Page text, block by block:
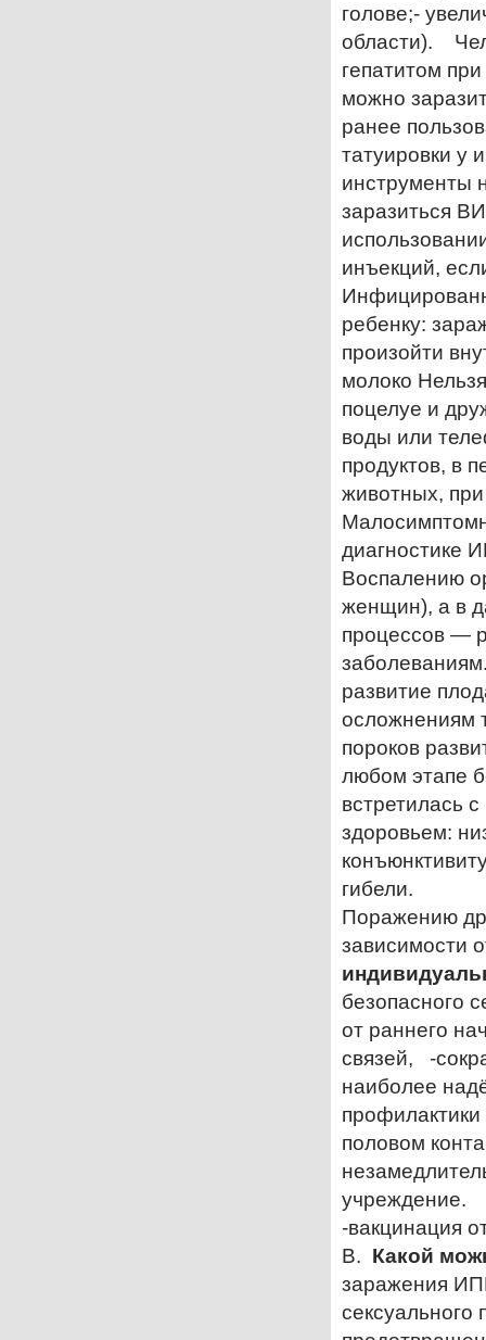
голове;-
области).
гепатитом
можно
ранее
татуировки у
инструменты
заразиться
инъекций,
ребенку:
произойти
молоко
поцелуе и
воды или
продуктов, в
животных,
диагностике
Воспалению
женщин), а в
процессов —
развитие
осложнениям
пороков
любом этапе
встретилась
здоровьем:
гибели.
Поражению
зависимости
безопасного
от раннего
связей, -
наиболее
половом
учреждение.
-вакцинация
В. Какой
заражения